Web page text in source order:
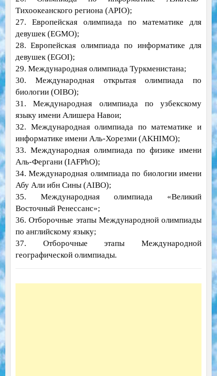
Тихоокеанского региона (APIO);
27. Европейская олимпиада по математике для
девушек (EGMO);
28. Европейская олимпиада по информатике для
девушек (EGOI);
29. Международная олимпиада Туркменистана;
30. Международная открытая олимпиада по
биологии (OIBO);
31. Международная олимпиада по узбекскому
языку имени Алишера Навои;
32. Международная олимпиада по математике и
информатике имени Аль-Хорезми (AKHIMO);
33. Международная олимпиада по физике имени
Аль-Фергани (IAFPhO);
34. Международная олимпиада по биологии имени
Абу Али ибн Сины (AIBO);
35. Международная олимпиада «Великий
Восточный Ренессанс»;
36. Отборочные этапы Международной олимпиады
по английскому языку;
37. Отборочные этапы Международной
географической олимпиады.